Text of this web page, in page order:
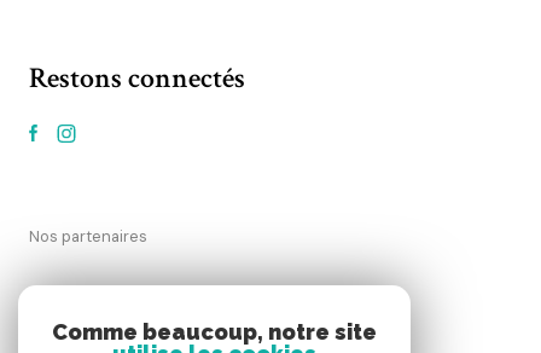
Restons connectés
Nos partenaires
Comme beaucoup, notre site